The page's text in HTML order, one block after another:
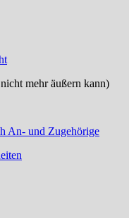
mehr äußern kann)
An- und Zugehörige